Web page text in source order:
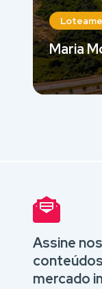
Maria
Assine
mercado